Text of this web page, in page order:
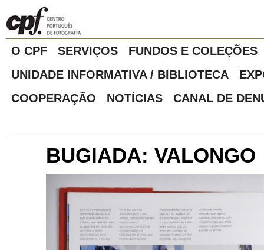
O CPF SERVIÇOS
FUNDOS E COLEÇÕES
UNIDADE INFORMATIVA / BIBLIOTECA
COOPERAÇÃO
NOTÍCIAS CANAL DE
BUGIADA: VALONGO